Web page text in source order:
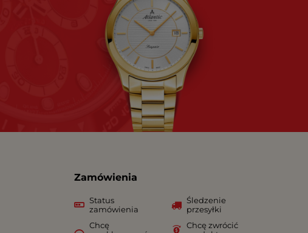
Zamówienia
Status
zamówienia
Śledzenie
przesyłki
Chcę
Chcę zwrócić